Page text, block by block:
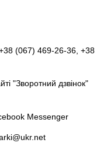
(067) 469-26-36, +38
"Зворотний дзвінок"
Messenger